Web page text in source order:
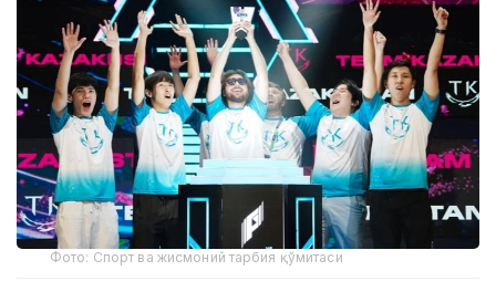
Фото: Спорт ва жисмоний тарбия қўмитаси